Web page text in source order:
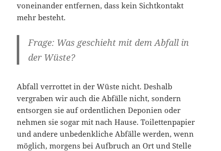
voneinander entfernen, dass kein Sichtkontakt
mehr besteht.
Frage: Was geschieht mit dem Abfall in
der Wüste?
Abfall verrottet in der Wüste nicht. Deshalb
vergraben wir auch die Abfälle nicht, sondern
entsorgen sie auf ordentlichen Deponien oder
nehmen sie sogar mit nach Hause. Toilettenpapier
und andere unbedenkliche Abfälle werden, wenn
möglich, morgens bei Aufbruch an Ort und Stelle